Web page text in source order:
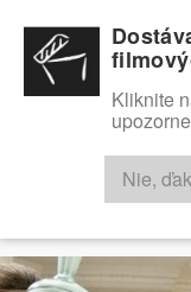
RECENZIE
Kliknite
Nie,